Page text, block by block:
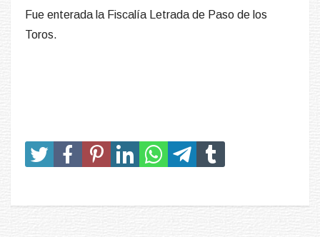
Fue enterada la Fiscalía Letrada de Paso de los
Toros.